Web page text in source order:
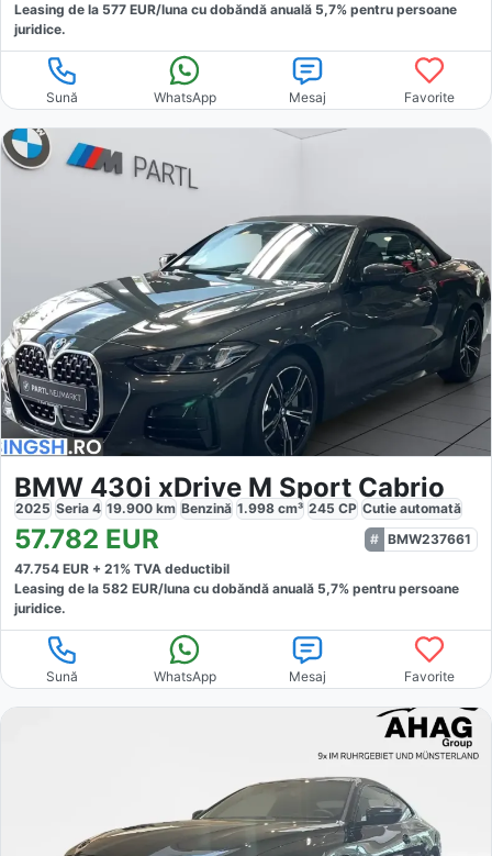
Leasing de la 577 EUR/luna cu dobăndă anuală 5,7% pentru persoane
juridice.
Sună WhatsApp Mesaj Favorite
BMW 430i xDrive M Sport Cabrio
2025 Seria 4 19.900 km Benzină 1.998 cm³ 245 CP Cutie automată
57.782 EUR
BMW237661
47.754 EUR + 21% TVA deductibil
Leasing de la 582 EUR/luna cu dobăndă anuală 5,7% pentru persoane
juridice.
Sună WhatsApp Mesaj Favorite